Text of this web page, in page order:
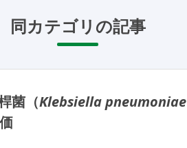
同カテゴリの記事
菌（Klebsiella pneumoniae